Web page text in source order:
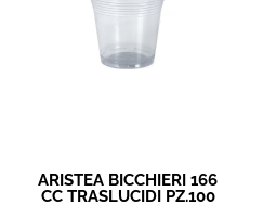
ARISTEA BICCHIERI 166
CC TRASLUCIDI PZ.100